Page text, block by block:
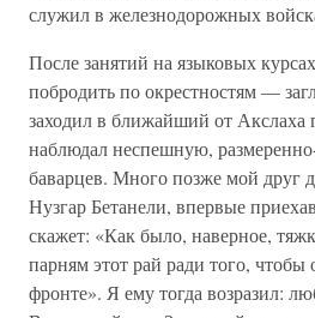
служил в железнодорожных
После занятий на языковых
побродить по окрестностям —
заходил в ближайший от Акслаха
наблюдал неспешную,
баварцев. Много позже мой друг
Нузгар Бетанели, впервые
скажет: «Как было, наверное,
парням этот рай ради того, чтобы
фронте». Я ему тогда возразил: